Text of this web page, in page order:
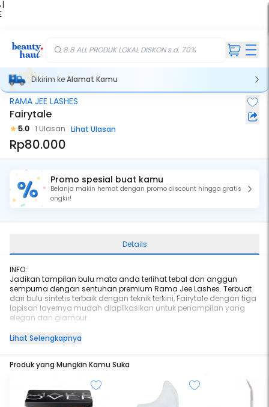
|
8.8 ALL PRODUK LOKAL DISKON s.d. 70%
Dikirim keAlamat Kamu
RAMA JEE LASHES
Fairytale
5.0 1 Ulasan Lihat Ulasan
Rp80.000
Promo spesial buat kamu
Belanja makin hemat dengan promo discount hingga gratis
ongkir!
Details
INFO:
Jadikan tampilan bulu mata anda terlihat tebal dan anggun
sempurna dengan sentuhan premium Rama Jee Lashes. Terbuat
dari bulu sintetis terbaik dengan teknik terkini, Fairytale dengan tiga
lapisan layernya mudah diaplikasikan untuk penampilan yang
elegan dan glamour.
Hair Color : Black & Dark Brown
(mm) : 7.5 mm (inner), 12.5 mm (middle), 7.5 mm (outer); Lash Curl
Lihat Selengkapnya
Produk yang Mungkin Kamu Suka